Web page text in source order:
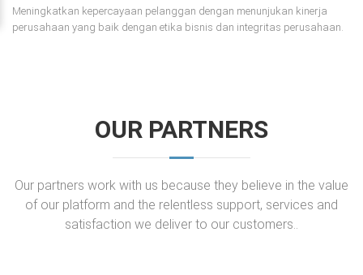
Meningkatkan kepercayaan pelanggan dengan menunjukan kinerja
perusahaan yang baik dengan etika bisnis dan integritas perusahaan.
OUR PARTNERS
Our partners work with us because they believe in the value
of our platform and the relentless support, services and
satisfaction we deliver to our customers..